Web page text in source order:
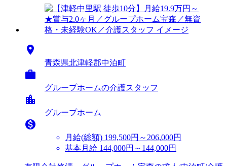

青森県北津軽郡中泊町

グループホームの介護スタッフ
location_city
グループホーム

月給(総額) 199,500円～206,000円
基本月給 144,000円～144,000円